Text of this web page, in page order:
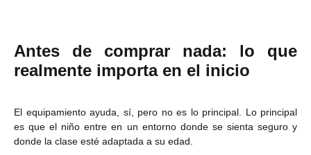
Antes de comprar nada: lo que
realmente importa en el inicio
El equipamiento ayuda, sí, pero no es lo principal. Lo principal
es que el niño entre en un entorno donde se sienta seguro y
donde la clase esté adaptada a su edad.